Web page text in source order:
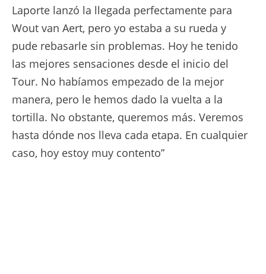
Laporte lanzó la llegada perfectamente para
Wout van Aert, pero yo estaba a su rueda y
pude rebasarle sin problemas. Hoy he tenido
las mejores sensaciones desde el inicio del
Tour. No habíamos empezado de la mejor
manera, pero le hemos dado la vuelta a la
tortilla. No obstante, queremos más. Veremos
hasta dónde nos lleva cada etapa. En cualquier
caso, hoy estoy muy contento”